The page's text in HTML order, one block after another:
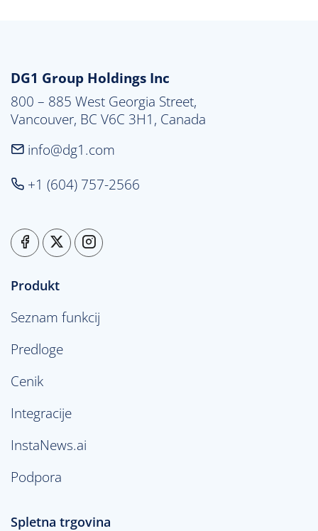
DG1 Group Holdings Inc
800 – 885 West Georgia Street,
Vancouver, BC V6C 3H1, Canada
info@dg1.com
+1 (604) 757-2566
Produkt
Seznam funkcij
Predloge
Cenik
Integracije
InstaNews.ai
Podpora
Spletna trgovina